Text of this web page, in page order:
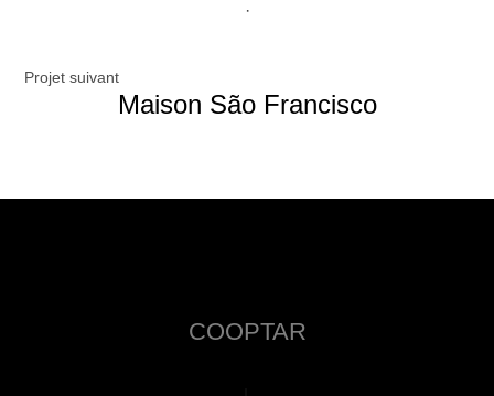
·
Projet suivant
Maison São Francisco
COOPTAR